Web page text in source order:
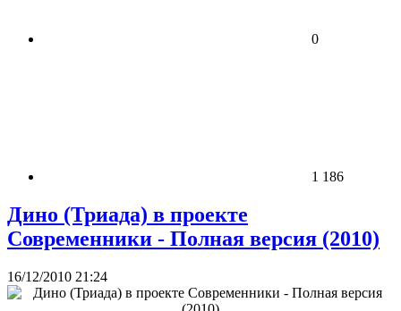
0
1 186
Дино (Триада) в проекте
Современники - Полная версия (2010)
16/12/2010 21:24